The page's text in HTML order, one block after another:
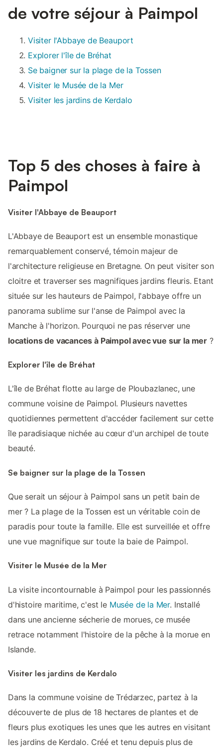
de votre séjour à Paimpol
Visiter l'Abbaye de Beauport
Explorer l'île de Bréhat
Se baigner sur la plage de la Tossen
Visiter le Musée de la Mer
Visiter les jardins de Kerdalo
Top 5 des choses à faire à
Paimpol
Visiter l'Abbaye de Beauport
L'Abbaye de Beauport est un ensemble monastique
remarquablement conservé, témoin majeur de
l'architecture religieuse en Bretagne. On peut visiter son
cloitre et traverser ses magnifiques jardins fleuris. Etant
située sur les hauteurs de Paimpol, l'abbaye offre un
panorama sublime sur l'anse de Paimpol avec la
Manche à l'horizon. Pourquoi ne pas réserver une
locations de vacances à Paimpol avec vue sur la mer ?
Explorer l'île de Bréhat
L'île de Bréhat flotte au large de Ploubazlanec, une
commune voisine de Paimpol. Plusieurs navettes
quotidiennes permettent d'accéder facilement sur cette
île paradisiaque nichée au cœur d'un archipel de toute
beauté.
Se baigner sur la plage de la Tossen
Que serait un séjour à Paimpol sans un petit bain de
mer ? La plage de la Tossen est un véritable coin de
paradis pour toute la famille. Elle est surveillée et offre
une vue magnifique sur toute la baie de Paimpol.
Visiter le Musée de la Mer
La visite incontournable à Paimpol pour les passionnés
d'histoire maritime, c'est le Musée de la Mer. Installé
dans une ancienne sécherie de morues, ce musée
retrace notamment l'histoire de la pêche à la morue en
Islande.
Visiter les jardins de Kerdalo
Dans la commune voisine de Trédarzec, partez à la
découverte de plus de 18 hectares de plantes et de
fleurs plus exotiques les unes que les autres en visitant
les jardins de Kerdalo. Créé et tenu depuis plus de